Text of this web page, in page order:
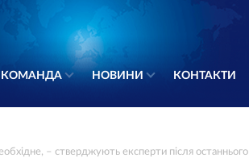
НОВИНИ КОНТАКТИ
– стверджують експерти після останнього